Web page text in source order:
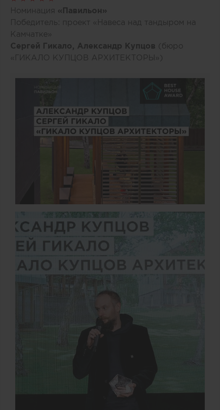
Номинация «Павильон»
Победитель: проект «Навеса над тандыром на
Камчатке»
Сергей Гикало, Александр Купцов (бюро
«ГИКАЛО КУПЦОВ АРХИТЕКТОРЫ»)